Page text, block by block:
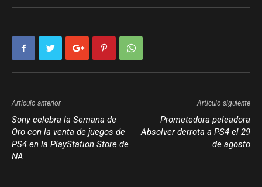
Artículo anterior
Sony celebra la Semana de
Oro con la venta de juegos de
PS4 en la PlayStation Store de
NA
Artículo siguiente
Prometedora peleadora
Absolver derrota a PS4 el 29
de agosto